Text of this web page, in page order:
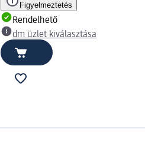
Figyelmeztetés
Rendelhető
dm üzlet kiválasztása